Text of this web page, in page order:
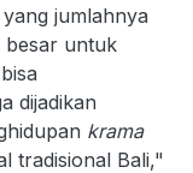
jumlahnya
besar untuk
dijadikan
krama
tradisional Bali,"